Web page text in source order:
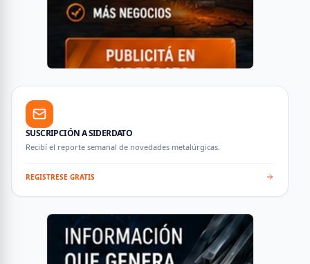
SUSCRIPCIÓN A SIDERDATO
Recibí el reporte semanal de novedades metalúrgicas.
REGISTRESE GRATIS